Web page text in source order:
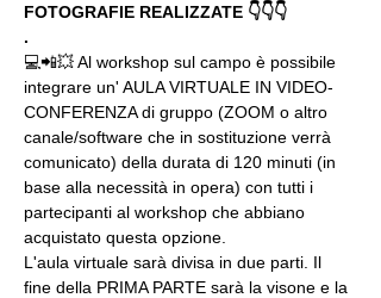
FOTOGRAFIE REALIZZATE 👇👇👇
.
💻📲💥 Al workshop sul campo è possibile
integrare un' AULA VIRTUALE IN VIDEO-
CONFERENZA di gruppo (ZOOM o altro
canale/software che in sostituzione verrà
comunicato) della durata di 120 minuti (in
base alla necessità in opera) con tutti i
partecipanti al workshop che abbiano
acquistato questa opzione.
L'aula virtuale sarà divisa in due parti. Il
fine della PRIMA PARTE sarà la visone e la